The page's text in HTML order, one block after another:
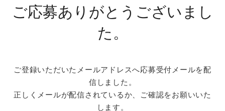
ご応募ありがとうございまし
た。
ご登録いただいたメールアドレスへ応募受付メールを配
信しました。
正しくメールが配信されているか、ご確認をお願いいた
します。